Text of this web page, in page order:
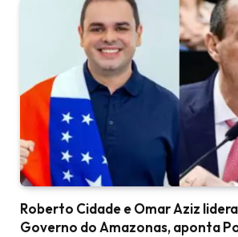
Roberto Cidade e Omar Aziz
Governo do Amazonas, aponta